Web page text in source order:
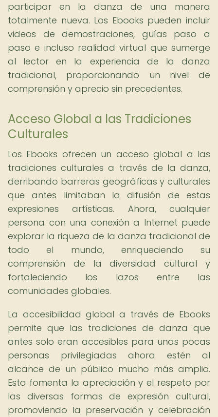
participar en la danza de una manera
totalmente nueva. Los Ebooks pueden incluir
videos de demostraciones, guías paso a
paso e incluso realidad virtual que sumerge
al lector en la experiencia de la danza
tradicional, proporcionando un nivel de
comprensión y aprecio sin precedentes.
Acceso Global a las Tradiciones
Culturales
Los Ebooks ofrecen un acceso global a las
tradiciones culturales a través de la danza,
derribando barreras geográficas y culturales
que antes limitaban la difusión de estas
expresiones artísticas. Ahora, cualquier
persona con una conexión a Internet puede
explorar la riqueza de la danza tradicional de
todo el mundo, enriqueciendo su
comprensión de la diversidad cultural y
fortaleciendo los lazos entre las
comunidades globales.
La accesibilidad global a través de Ebooks
permite que las tradiciones de danza que
antes solo eran accesibles para unas pocas
personas privilegiadas ahora estén al
alcance de un público mucho más amplio.
Esto fomenta la apreciación y el respeto por
las diversas formas de expresión cultural,
promoviendo la preservación y celebración